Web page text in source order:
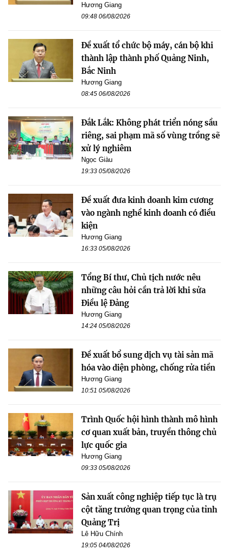
Hương Giang
09:48 06/08/2026
Đề xuất tổ chức bộ máy, cán bộ khi
thành lập thành phố Quảng Ninh,
Bắc Ninh
Hương Giang
08:45 06/08/2026
Đắk Lắk: Không phát triển nóng sầu
riêng, sai phạm mã số vùng trồng sẽ
xử lý nghiêm
Ngọc Giàu
19:33 05/08/2026
Đề xuất đưa kinh doanh kim cương
vào ngành nghề kinh doanh có điều
kiện
Hương Giang
16:33 05/08/2026
Tổng Bí thư, Chủ tịch nước nêu
những câu hỏi cần trả lời khi sửa
Điều lệ Đảng
Hương Giang
14:24 05/08/2026
Đề xuất bổ sung dịch vụ tài sản mã
hóa vào diện phòng, chống rửa tiền
Hương Giang
10:51 05/08/2026
Trình Quốc hội hình thành mô hình
cơ quan xuất bản, truyền thông chủ
lực quốc gia
Hương Giang
09:33 05/08/2026
Sản xuất công nghiệp tiếp tục là trụ
cột tăng trưởng quan trọng của tỉnh
Quảng Trị
Lê Hữu Chính
19:05 04/08/2026